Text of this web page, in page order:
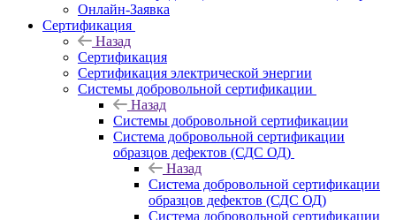
Онлайн-Заявка
Сертификация
Назад
Сертификация
Сертификация электрической энергии
Системы добровольной сертификации
Назад
Системы добровольной сертификации
Система добровольной сертификации
образцов дефектов (СДС ОД)
Назад
Система добровольной сертификации
образцов дефектов (СДС ОД)
Система добровольной сертификации